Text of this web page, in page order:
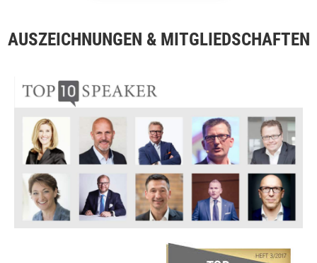
AUSZEICHNUNGEN & MITGLIEDSCHAFTEN